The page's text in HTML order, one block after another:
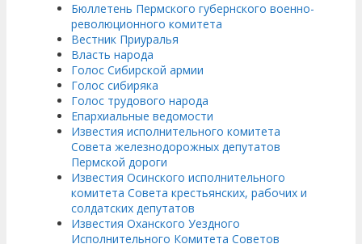
Бюллетень Пермского губернского военно-
революционного комитета
Вестник Приуралья
Власть народа
Голос Сибирской армии
Голос сибиряка
Голос трудового народа
Епархиальные ведомости
Известия исполнительного комитета
Совета железнодорожных депутатов
Пермской дороги
Известия Осинского исполнительного
комитета Совета крестьянских, рабочих и
солдатских депутатов
Известия Оханского Уездного
Исполнительного Комитета Советов